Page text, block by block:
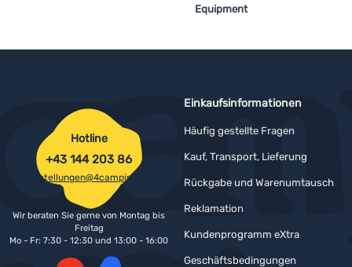
Equipment
Einkaufsinformationen
Häufig gestellte Fragen
Kauf, Transport, Lieferung
Rückgabe und Warenumtausch
Reklamation
Kundenprogramm eXtra
Geschäftsbedingungen
Hotline
+43 144 203 86
bestellungen@4camping.at
Wir beraten Sie gerne von Montag bis
Freitag
Mo - Fr: 7:30 - 12:30 und 13:00 - 16:00